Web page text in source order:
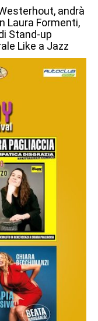
andrà
Laura Formenti,
Stand-up
Like a Jazz